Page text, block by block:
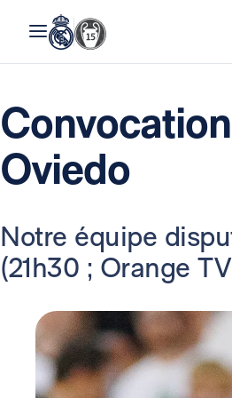
Oviedo
Notre équipe
(21h30 ; Orange